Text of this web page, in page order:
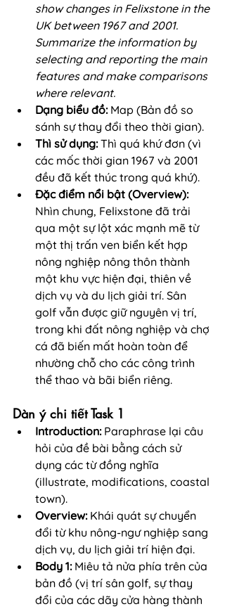
show changes in Felixstone in the
UK between 1967 and 2001.
Summarize the information by
selecting and reporting the main
features and make comparisons
where relevant.
Dạng biểu đồ: Map (Bản đồ so
sánh sự thay đổi theo thời gian).
Thì sử dụng: Thì quá khứ đơn (vì
các mốc thời gian 1967 và 2001
đều đã kết thúc trong quá khứ).
Đặc điểm nổi bật (Overview):
Nhìn chung, Felixstone đã trải
qua một sự lột xác mạnh mẽ từ
một thị trấn ven biển kết hợp
nông nghiệp nông thôn thành
một khu vực hiện đại, thiên về
dịch vụ và du lịch giải trí. Sân
golf vẫn được giữ nguyên vị trí,
trong khi đất nông nghiệp và chợ
cá đã biến mất hoàn toàn để
nhường chỗ cho các công trình
thể thao và bãi biển riêng.
Dàn ý chi tiết Task 1
Introduction: Paraphrase lại câu
hỏi của đề bài bằng cách sử
dụng các từ đồng nghĩa
(illustrate, modifications, coastal
town).
Overview: Khái quát sự chuyển
đổi từ khu nông-ngư nghiệp sang
dịch vụ, du lịch giải trí hiện đại.
Body 1: Miêu tả nửa phía trên của
bản đồ (vị trí sân golf, sự thay
đổi của các dãy cửa hàng thành